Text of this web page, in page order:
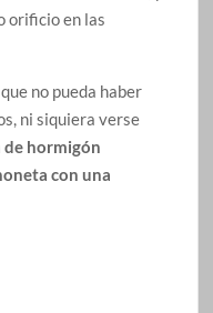
orificio en las
no pueda haber
ni siquiera verse
de hormigón
con una